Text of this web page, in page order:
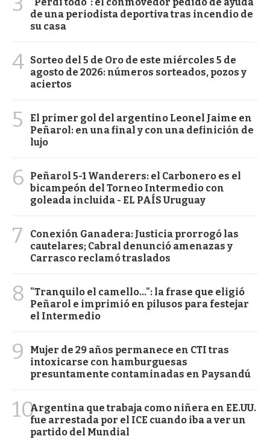
de una periodista deportiva tras incendio de
su casa
4 Sorteo del 5 de Oro de este miércoles 5 de
agosto de 2026: números sorteados, pozos y
aciertos
5
El primer gol del argentino Leonel Jaime en
Peñarol: en una final y con una definición de
lujo
6
Peñarol 5-1 Wanderers: el Carbonero es el
bicampeón del Torneo Intermedio con
goleada incluida - EL PAÍS Uruguay
7
Conexión Ganadera: Justicia prorrogó las
cautelares; Cabral denunció amenazas y
Carrasco reclamó traslados
8
"Tranquilo el camello...": la frase que eligió
Peñarol e imprimió en pilusos para festejar
el Intermedio
9
Mujer de 29 años permanece en CTI tras
intoxicarse con hamburguesas
presuntamente contaminadas en Paysandú
10Argentina que trabaja como niñera en EE.UU.
fue arrestada por el ICE cuando iba a ver un
partido del Mundial